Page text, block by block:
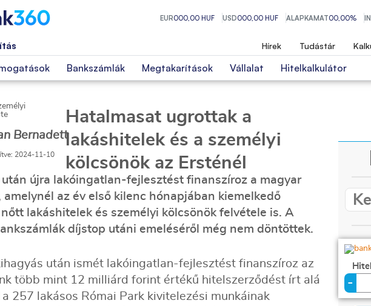
EUR000,00 HUF USD000,00 HUF ALAPKAMAT00,00%
Hírek Tudástár
Bankszámlák Megtakarítások Vállalat Hitelkalkulátor
Hatalmasat ugrottak a
lakáshitelek és a személyi
kölcsönök az Ersténél
Bernadett
2024-11-10
után újra lakóingatlan-fejlesztést finanszíroz a magyar
amelynél az év első kilenc hónapjában kiemelkedő
lakáshitelek és személyi kölcsönök felvétele is. A
díjstop utáni emeléséről még nem döntöttek.
után ismét lakóingatlan-fejlesztést finanszíroz az
több mint 12 milliárd forint értékű hitelszerződést írt alá
a 257 lakásos Római Park kivitelezési munkáinak
-